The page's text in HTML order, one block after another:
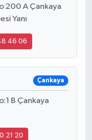
200 A Çankaya
Yanı
46 06
Çankaya
B Çankaya
21 20